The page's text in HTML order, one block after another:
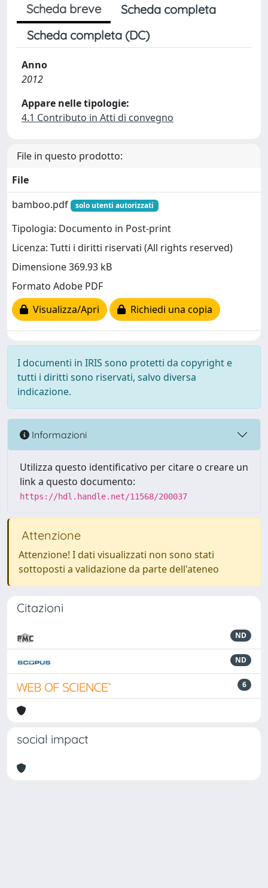
Scheda breve
Scheda completa
Scheda completa (DC)
Anno
2012
Appare nelle tipologie:
4.1 Contributo in Atti di convegno
File in questo prodotto:
File
bamboo.pdf
solo utenti autorizzati
Tipologia: Documento in Post-print
Licenza: Tutti i diritti riservati (All rights reserved)
Dimensione 369.93 kB
Formato Adobe PDF
Visualizza/Apri
Richiedi una copia
I documenti in IRIS sono protetti da copyright e
tutti i diritti sono riservati, salvo diversa
indicazione.
Informazioni
Utilizza questo identificativo per citare o creare un
link a questo documento:
https://hdl.handle.net/11568/200037
Attenzione
Attenzione! I dati visualizzati non sono stati
sottoposti a validazione da parte dell'ateneo
Citazioni
ND
ND
6
social impact